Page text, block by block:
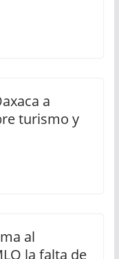
a
turismo y
al
la falta de